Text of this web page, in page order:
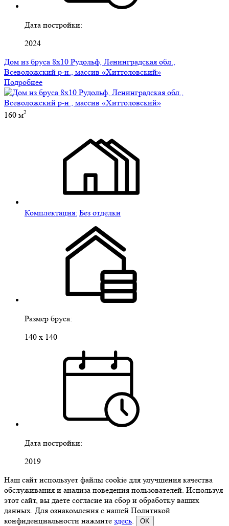
Дата постройки:
2024
Дом из бруса 8х10 Рудольф, Ленинградская обл.,
Всеволожский р-н., массив «Хиттоловский»
Подробнее
160 м2
Комплектация: Без отделки
Размер бруса:
140 х 140
Дата постройки:
2019
Наш сайт использует файлы cookie для улучшения качества
обслуживания и анализа поведения пользователей. Используя
этот сайт, вы даете согласие на сбор и обработку ваших
данных. Для ознакомления с нашей Политикой
конфиденциальности нажмите здесь. OK